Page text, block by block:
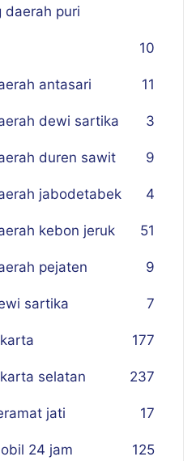
daerah puri
10
antasari 11
dewi sartika 3
duren sawit 9
jabodetabek 4
kebon jeruk 51
pejaten 9
sartika 7
177
selatan 237
jati 17
24 jam 125